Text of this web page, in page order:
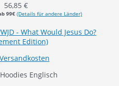
56,85 €
99€ (Details für andere Länder)
Versandkosten
Englisch